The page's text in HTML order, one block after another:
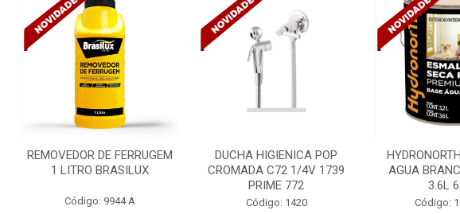
DUCHA HIGIENICA POP
CROMADA C72 1/4V 1739
Código: 1420
HYDRONORTH ESM BASE
AGUA BRANCO NEVE BR
3.6L 6826
Código: 10360 A
AGUA PRETO
Código: